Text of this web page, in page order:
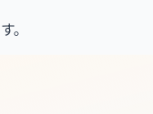
。